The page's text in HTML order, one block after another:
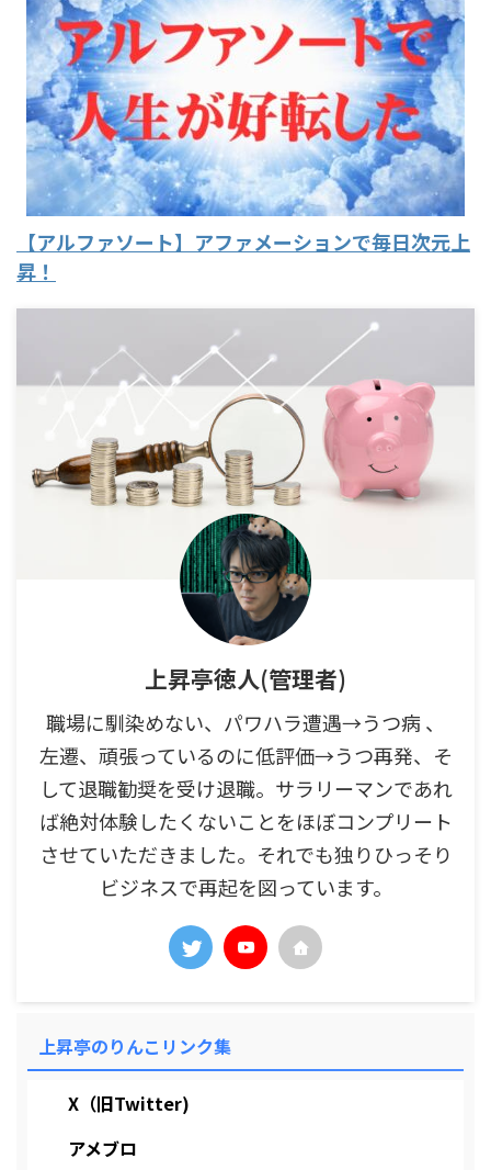
【アルファソート】アファメーションで毎日次元上
昇！
上昇亭徳人(管理者)
職場に馴染めない、パワハラ遭遇→うつ病 、
左遷、頑張っているのに低評価→うつ再発、そ
して退職勧奨を受け退職。サラリーマンであれ
ば絶対体験したくないことをほぼコンプリート
させていただきました。それでも独りひっそり
ビジネスで再起を図っています。
上昇亭のりんこリンク集
X（旧Twitter)
アメブロ